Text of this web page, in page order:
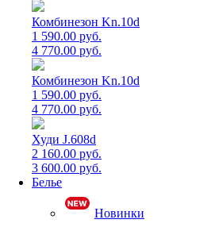
Комбинезон Kn.10d
1 590.00 руб.
4 770.00 руб.
Комбинезон Kn.10d
1 590.00 руб.
4 770.00 руб.
Худи J.608d
2 160.00 руб.
3 600.00 руб.
Белье
Новинки